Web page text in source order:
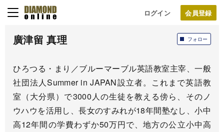
ログイン
フォロー
廣津留 真理
ひろつる・まり／ブルーマーブル英語教室主宰、一般
社団法人Summer in JAPAN設立者。これまで英語教
室（大分県）で3000人の生徒を教える傍ら、そのノ
ウハウを活用し、長女のすみれが18年間塾なし、小中
高12年間の学費わずか50万円で、地方の公立小中高